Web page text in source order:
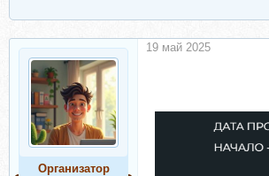
Организатор
19 май 2025